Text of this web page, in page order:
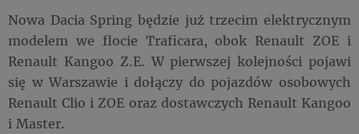
Nowa Dacia Spring będzie już trzecim elektrycznym
modelem we flocie Traficara, obok Renault ZOE i
Renault Kangoo Z.E. W pierwszej kolejności pojawi
się w Warszawie i dołączy do pojazdów osobowych
Renault Clio i ZOE oraz dostawczych Renault Kangoo
i Master.